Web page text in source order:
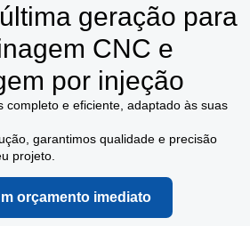
geração para
CNC e
por injeção
completo e eficiente, adaptado às suas
garantimos qualidade e precisão
projeto.
orçamento imediato